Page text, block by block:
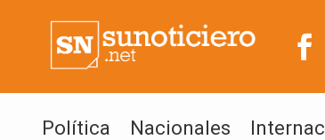
Política Nacionales